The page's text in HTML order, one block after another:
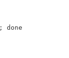
; done